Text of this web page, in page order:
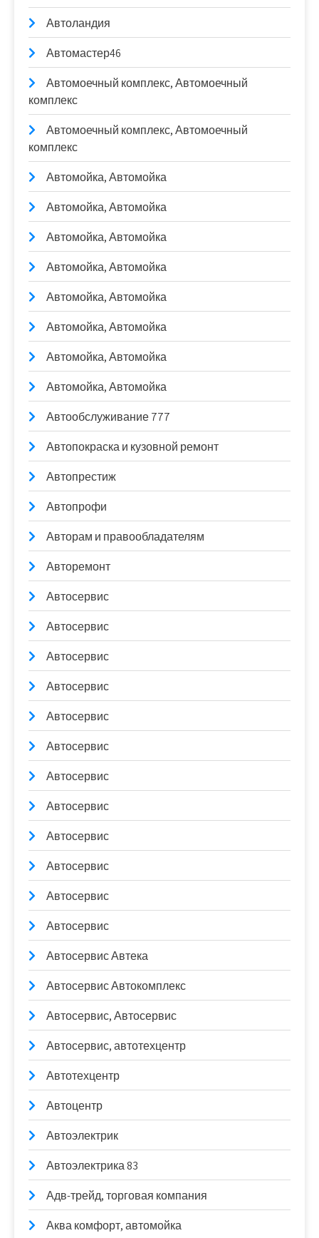
Автоландия
Автомастер46
Автомоечный комплекс, Автомоечный
комплекс
Автомоечный комплекс, Автомоечный
комплекс
Автомойка, Автомойка
Автомойка, Автомойка
Автомойка, Автомойка
Автомойка, Автомойка
Автомойка, Автомойка
Автомойка, Автомойка
Автомойка, Автомойка
Автомойка, Автомойка
Автообслуживание 777
Автопокраска и кузовной ремонт
Автопрестиж
Автопрофи
Авторам и правообладателям
Авторемонт
Автосервис
Автосервис
Автосервис
Автосервис
Автосервис
Автосервис
Автосервис
Автосервис
Автосервис
Автосервис
Автосервис
Автосервис
Автосервис Автека
Автосервис Автокомплекс
Автосервис, Автосервис
Автосервис, автотехцентр
Автотехцентр
Автоцентр
Автоэлектрик
Автоэлектрика 83
Адв-трейд, торговая компания
Аква комфорт, автомойка